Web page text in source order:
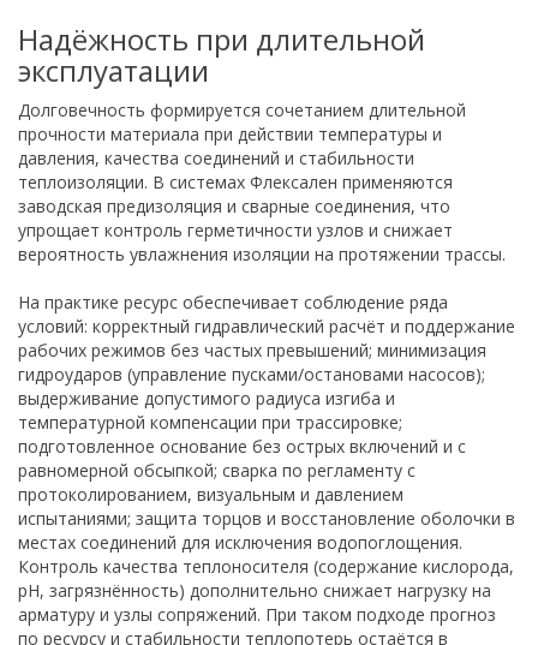
Надёжность при длительной
эксплуатации
Долговечность формируется сочетанием длительной
прочности материала при действии температуры и
давления, качества соединений и стабильности
теплоизоляции. В системах Флексален применяются
заводская предизоляция и сварные соединения, что
упрощает контроль герметичности узлов и снижает
вероятность увлажнения изоляции на протяжении трассы.
На практике ресурс обеспечивает соблюдение ряда
условий: корректный гидравлический расчёт и поддержание
рабочих режимов без частых превышений; минимизация
гидроударов (управление пусками/остановами насосов);
выдерживание допустимого радиуса изгиба и
температурной компенсации при трассировке;
подготовленное основание без острых включений и с
равномерной обсыпкой; сварка по регламенту с
протоколированием, визуальным и давлением
испытаниями; защита торцов и восстановление оболочки в
местах соединений для исключения водопоглощения.
Контроль качества теплоносителя (содержание кислорода,
pH, загрязнённость) дополнительно снижает нагрузку на
арматуру и узлы сопряжений. При таком подходе прогноз
по ресурсу и стабильности теплопотерь остаётся в